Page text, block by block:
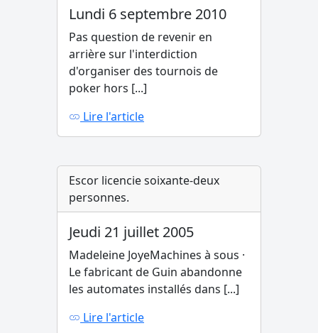
Lundi 6 septembre 2010
Pas question de revenir en
arrière sur l'interdiction
d'organiser des tournois de
poker hors [...]
Lire l'article
Escor licencie soixante-deux
personnes.
Jeudi 21 juillet 2005
Madeleine JoyeMachines à sous ·
Le fabricant de Guin abandonne
les automates installés dans [...]
Lire l'article